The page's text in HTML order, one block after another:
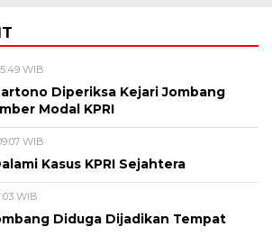
WIB
Diperiksa Kejari Jombang
Modal KPRI
WIB
Kasus KPRI Sejahtera
WIB
Diduga Dijadikan Tempat